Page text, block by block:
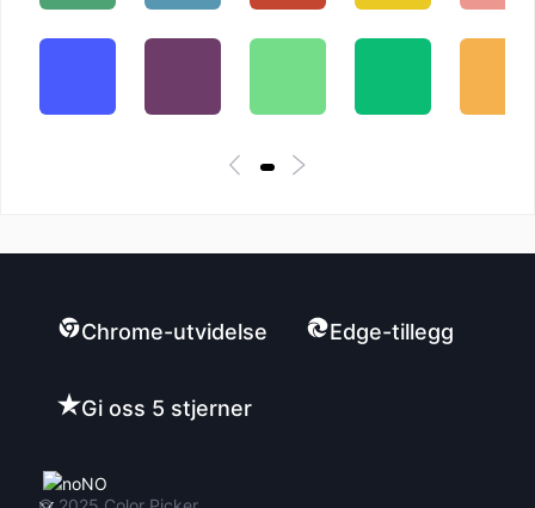
Chrome-utvidelse Edge-tillegg
Gi oss 5 stjerner
NO